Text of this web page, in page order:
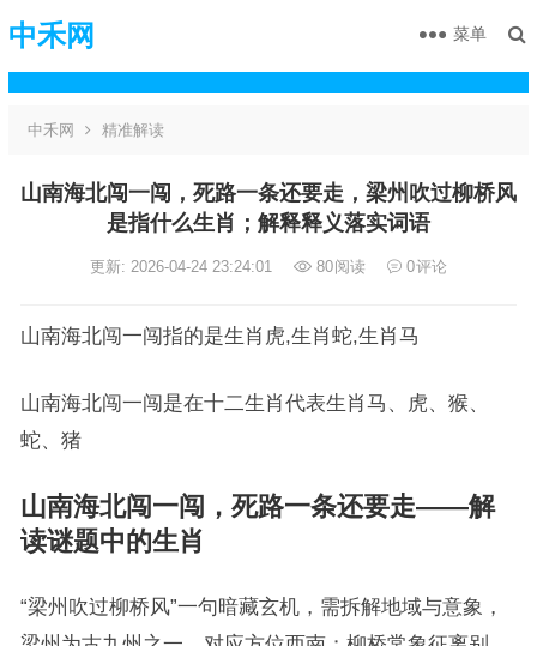
中禾网 菜单
中禾网 精准解读
山南海北闯一闯，死路一条还要走，梁州吹过柳桥风
是指什么生肖；解释释义落实词语
更新: 2026-04-24 23:24:01 80阅读 0评论
山南海北闯一闯指的是生肖虎,生肖蛇,生肖马
山南海北闯一闯是在十二生肖代表生肖马、虎、猴、
蛇、猪
山南海北闯一闯，死路一条还要走——解
读谜题中的生肖
“梁州吹过柳桥风”一句暗藏玄机，需拆解地域与意象，